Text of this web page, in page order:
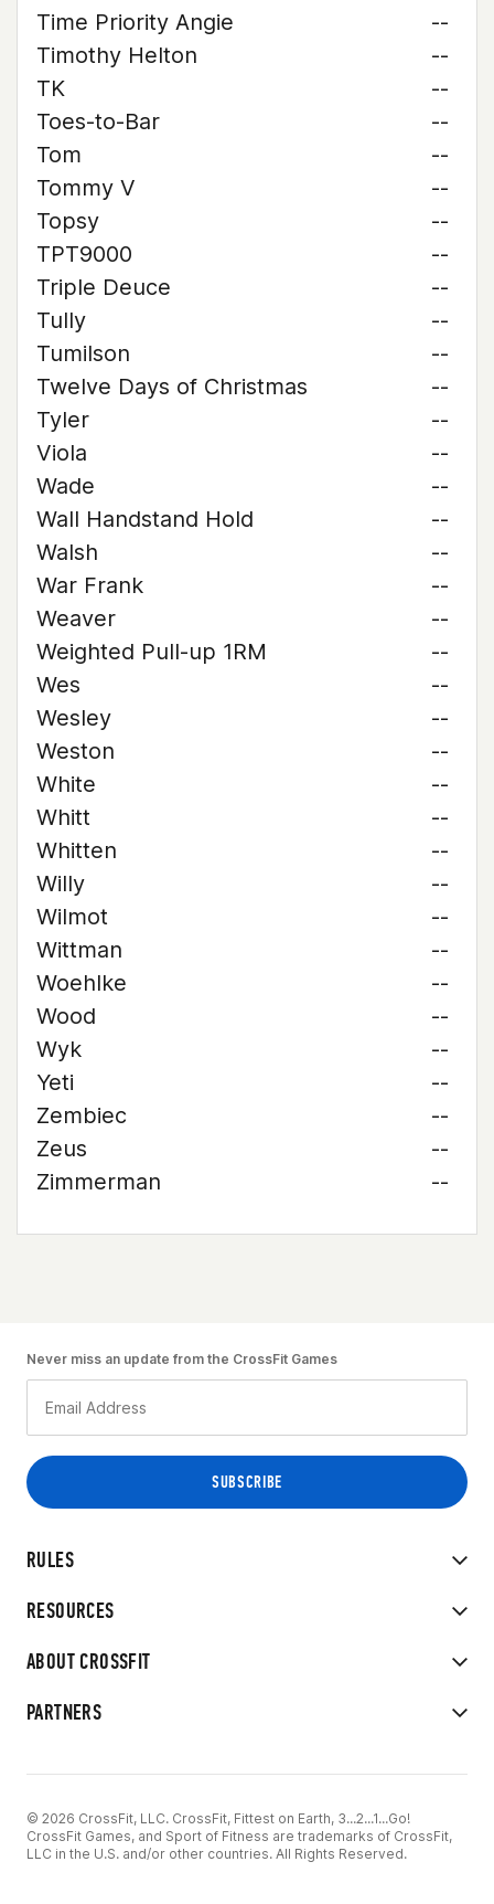
Time Priority Angie
--
Timothy Helton
--
TK
--
Toes-to-Bar
--
Tom
--
Tommy V
--
Topsy
--
TPT9000
--
Triple Deuce
--
Tully
--
Tumilson
--
Twelve Days of Christmas
--
Tyler
--
Viola
--
Wade
--
Wall Handstand Hold
--
Walsh
--
War Frank
--
Weaver
--
Weighted Pull-up 1RM
--
Wes
--
Wesley
--
Weston
--
White
--
Whitt
--
Whitten
--
Willy
--
Wilmot
--
Wittman
--
Woehlke
--
Wood
--
Wyk
--
Yeti
--
Zembiec
--
Zeus
--
Zimmerman
--
RULES
RESOURCES
ABOUT CROSSFIT
PARTNERS
Never miss an update from the CrossFit Games
© 2026 CrossFit, LLC. CrossFit, Fittest on Earth, 3...2...1...Go!
CrossFit Games, and Sport of Fitness are trademarks of CrossFit,
LLC in the U.S. and/or other countries. All Rights Reserved.